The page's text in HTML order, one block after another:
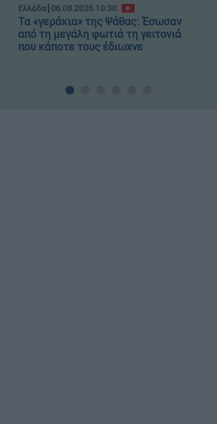
Ελλάδα┋06.08.2026 10:30
Τα «γεράκια» της Ψάθας: Έσωσαν
από τη μεγάλη φωτιά τη γειτονιά
που κάποτε τους έδιωχνε